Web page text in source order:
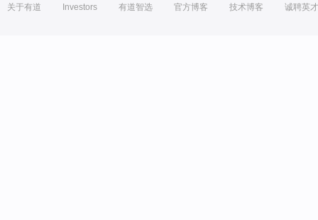
关于有道 Investors 有道智选 官方博客 技术博客 诚聘英才